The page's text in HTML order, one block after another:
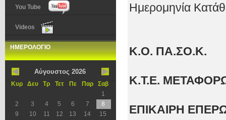
You Tube
Videos
ΗΜΕΡΟΛΟΓΙΟ
Αύγουστος 2026
Κυρ Δευ Τρ Τετ Πε Παρ
Σαβ
1
2
3 4 5 6 7
8
9
10 11 12 13 14
15
Ημερομηνία
Κ.Ο. ΠΑ.ΣΟ.Κ.
Κ.Τ.Ε.
ΕΠΙΚΑΙΡΗ